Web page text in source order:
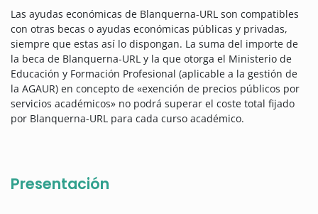
Las ayudas económicas de Blanquerna-URL son compatibles
con otras becas o ayudas económicas públicas y privadas,
siempre que estas así lo dispongan. La suma del importe de
la beca de Blanquerna-URL y la que otorga el Ministerio de
Educación y Formación Profesional (aplicable a la gestión de
la AGAUR) en concepto de «exención de precios públicos por
servicios académicos» no podrá superar el coste total fijado
por Blanquerna-URL para cada curso académico.
Presentación